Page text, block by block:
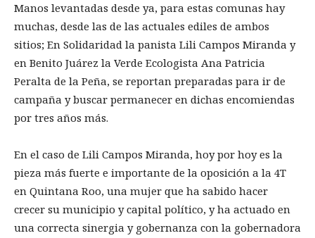
Manos levantadas desde ya, para estas comunas hay
muchas, desde las de las actuales ediles de ambos
sitios; En Solidaridad la panista Lili Campos Miranda y
en Benito Juárez la Verde Ecologista Ana Patricia
Peralta de la Peña, se reportan preparadas para ir de
campaña y buscar permanecer en dichas encomiendas
por tres años más.
En el caso de Lili Campos Miranda, hoy por hoy es la
pieza más fuerte e importante de la oposición a la 4T
en Quintana Roo, una mujer que ha sabido hacer
crecer su municipio y capital político, y ha actuado en
una correcta sinergia y gobernanza con la gobernadora